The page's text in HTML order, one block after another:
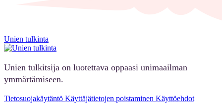
Unien tulkinta
Unien tulkitsija on luotettava oppaasi unimaailman
ymmärtämiseen.
Tietosuojakäytäntö Käyttäjätietojen poistaminen Käyttöehdot